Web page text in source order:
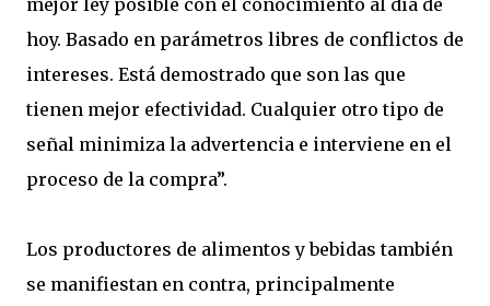
hoy. Basado en parámetros libres de conflictos de
intereses. Está demostrado que son las que
tienen mejor efectividad. Cualquier otro tipo de
señal minimiza la advertencia e interviene en el
proceso de la compra”.
Los productores de alimentos y bebidas también
se manifiestan en contra, principalmente